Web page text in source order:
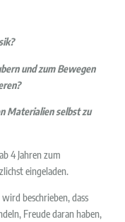
und zum Bewegen
Materialien selbst zu
4 Jahren zum
eingeladen.
beschrieben, dass
Freude daran haben,